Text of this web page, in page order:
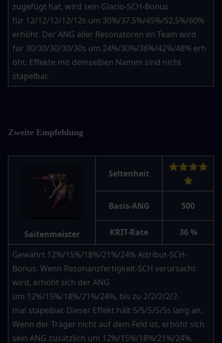
zugefügt hat, wird sein Glacio-SCH-Bonus
für 12/12/12/12/12s um 30%/37,5%/45%/52,5%/60%
erhöht. Der ANG aller Resonatoren im Team wird
für 30/30/30/30/30s um 24%/30%/36%/42%/48% erh
öht. Effekte mit demselben Namen sind nicht
stapelbar.
Zweite Empfehlung
Saitenmeister
Seltenheit
⭐⭐⭐⭐
⭐
Basis-ANG 500
KRIT-Rate 36 %
Gewährt 12%/15%/18%/21%/24% Attribut-SCH-
Bonus. Wenn Resonanzfertigkeit-SCH verursacht
wird, erhöht sich der ANG
um 12%/15%/18%/21%/24%, bis zu 2/2/2/2/2-
mal stapelbar. Dieser Effekt hält 5/5/5/5/5s lang an.
Wenn der Träger nicht auf dem Feld ist, erhöht sich
sein ANG zusätzlich um 12%/15%/18%/21%/24%.